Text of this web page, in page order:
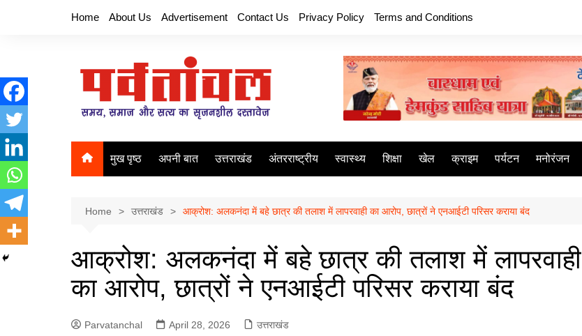
Home About Us Advertisement Contact Us Privacy Policy Terms and Conditions
मुख पृष्ठ अपनी बात उत्तराखंड अंतरराष्ट्रीय स्वास्थ्य शिक्षा खेल क्राइम पर्यटन मनोरंजन
Home उत्तराखंड आक्रोश: अलकनंदा में बहे छात्र की तलाश में लापरवाही का आरोप, छात्रों ने एनआईटी परिसर कराया बंद
आक्रोश: अलकनंदा में बहे छात्र की तलाश में लापरवाही
का आरोप, छात्रों ने एनआईटी परिसर कराया बंद
Parvatanchal April 28, 2026 उत्तराखंड